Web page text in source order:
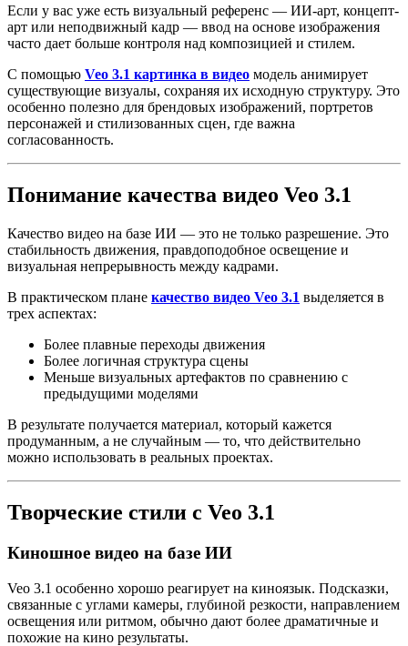
Если у вас уже есть визуальный референс — ИИ-арт, концепт-
арт или неподвижный кадр — ввод на основе изображения
часто дает больше контроля над композицией и стилем.
С помощью Veo 3.1 картинка в видео модель анимирует
существующие визуалы, сохраняя их исходную структуру. Это
особенно полезно для брендовых изображений, портретов
персонажей и стилизованных сцен, где важна
согласованность.
Понимание качества видео Veo 3.1
Качество видео на базе ИИ — это не только разрешение. Это
стабильность движения, правдоподобное освещение и
визуальная непрерывность между кадрами.
В практическом плане качество видео Veo 3.1 выделяется в
трех аспектах:
Более плавные переходы движения
Более логичная структура сцены
Меньше визуальных артефактов по сравнению с
предыдущими моделями
В результате получается материал, который кажется
продуманным, а не случайным — то, что действительно
можно использовать в реальных проектах.
Творческие стили с Veo 3.1
Киношное видео на базе ИИ
Veo 3.1 особенно хорошо реагирует на киноязык. Подсказки,
связанные с углами камеры, глубиной резкости, направлением
освещения или ритмом, обычно дают более драматичные и
похожие на кино результаты.